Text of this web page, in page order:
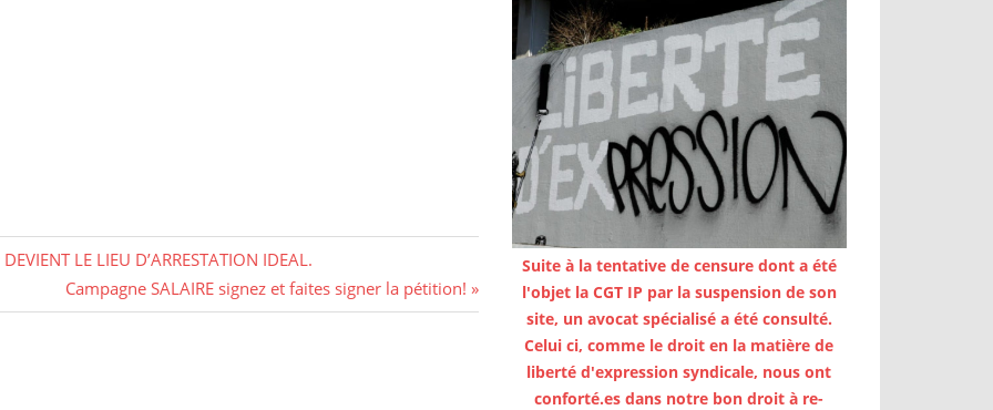
LE LIEU D’ARRESTATION IDEAL.
Next
Post:
Campagne SALAIRE signez et faites signer la pétition!
Suite à la tentative de censure dont a été
l'objet la CGT IP par la suspension de son
site, un avocat spécialisé a été consulté.
Celui ci, comme le droit en la matière de
liberté d'expression syndicale, nous ont
conforté.es dans notre bon droit à re-